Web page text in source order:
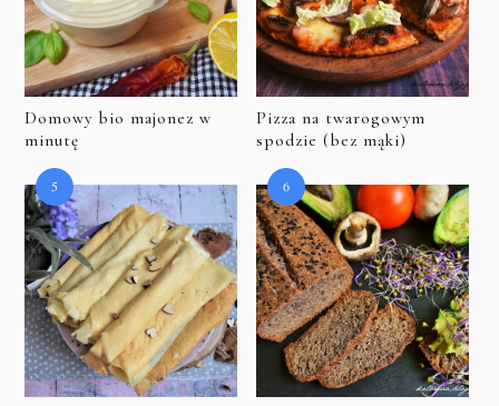
Domowy bio majonez w
minutę
Pizza na twarogowym
spodzie (bez mąki)